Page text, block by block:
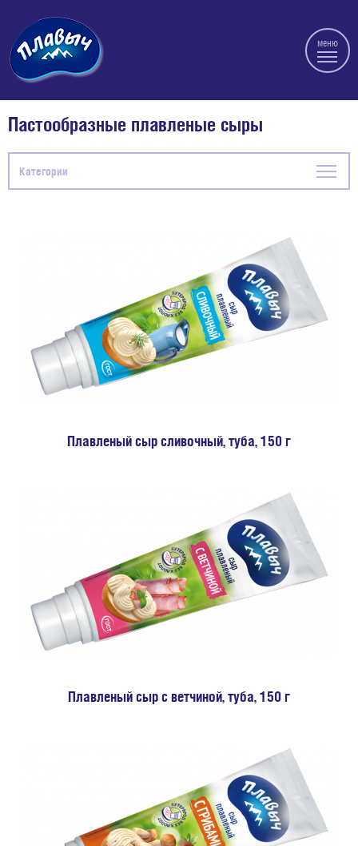
меню
Пастообразные плавленые сыры
Категории
Плавленый сыр сливочный, туба, 150 г
Плавленый сыр с ветчиной, туба, 150 г